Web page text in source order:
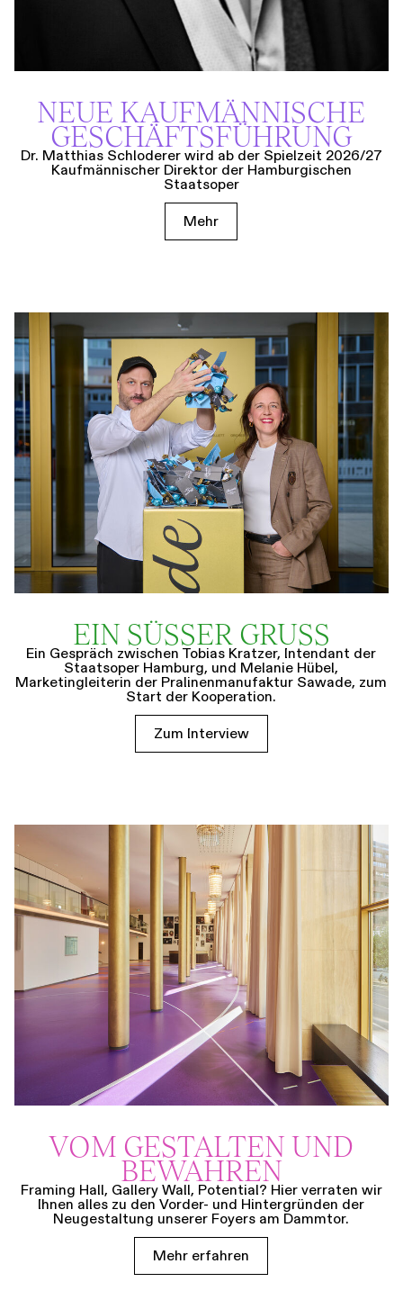
NEUE KAUF­MÄNNISCHE
GESCHÄFTS­FÜHRUNG
Dr. Matthias Schloderer wird ab der Spielzeit 2026/27
Kaufmännischer Direktor der Hamburgischen
Staatsoper
Mehr
EIN SÜSSER GRUSS
Ein Gespräch zwischen Tobias Kratzer, Intendant der
Staatsoper Hamburg, und Melanie Hübel,
Marketingleiterin der Pralinenmanufaktur Sawade, zum
Start der Kooperation.
Zum Interview
VOM GESTALTEN UND
BEWAHREN
Framing Hall, Gallery Wall, Potential? Hier verraten wir
Ihnen alles zu den Vorder- und Hintergründen der
Neugestaltung unserer Foyers am Dammtor.
Mehr erfahren